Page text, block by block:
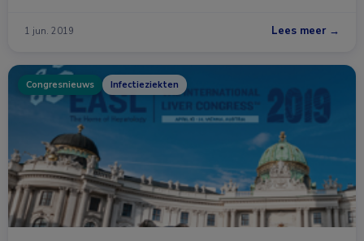
1 jun. 2019 Lees meer →
Congresnieuws Infectieziekten